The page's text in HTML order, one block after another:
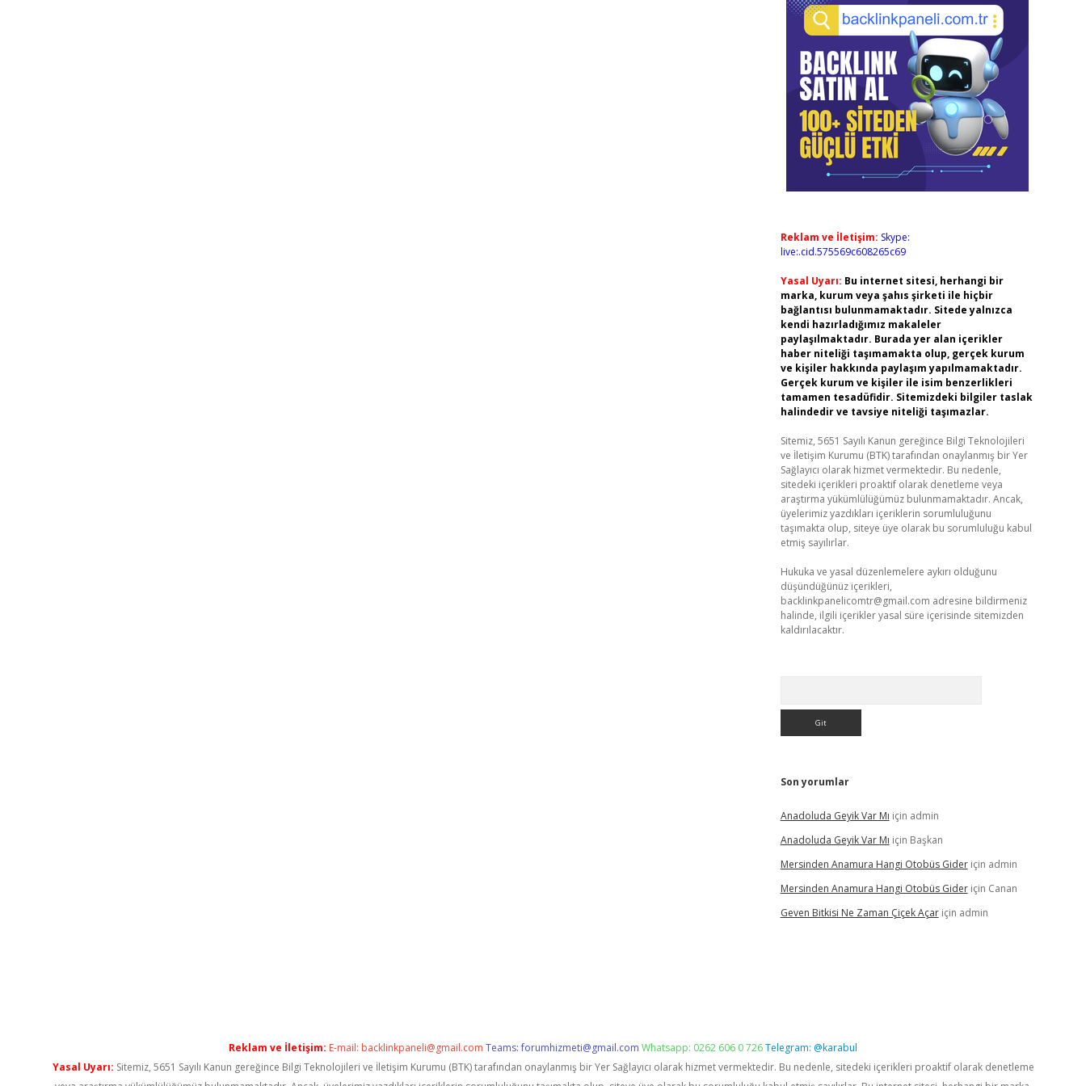
Reklam ve İletişim: Skype:
live:.cid.575569c608265c69
Yasal Uyarı: Bu internet sitesi, herhangi bir
marka, kurum veya şahıs şirketi ile hiçbir
bağlantısı bulunmamaktadır. Sitede yalnızca
kendi hazırladığımız makaleler
paylaşılmaktadır. Burada yer alan içerikler
haber niteliği taşımamakta olup, gerçek kurum
ve kişiler hakkında paylaşım yapılmamaktadır.
Gerçek kurum ve kişiler ile isim benzerlikleri
tamamen tesadüfidir. Sitemizdeki bilgiler taslak
halindedir ve tavsiye niteliği taşımazlar.
Sitemiz, 5651 Sayılı Kanun gereğince Bilgi Teknolojileri
ve İletişim Kurumu (BTK) tarafından onaylanmış bir Yer
Sağlayıcı olarak hizmet vermektedir. Bu nedenle,
sitedeki içerikleri proaktif olarak denetleme veya
araştırma yükümlülüğümüz bulunmamaktadır. Ancak,
üyelerimiz yazdıkları içeriklerin sorumluluğunu
taşımakta olup, siteye üye olarak bu sorumluluğu kabul
etmiş sayılırlar.
Hukuka ve yasal düzenlemelere aykırı olduğunu
düşündüğünüz içerikleri,
backlinkpanelicomtr@gmail.com adresine bildirmeniz
halinde, ilgili içerikler yasal süre içerisinde sitemizden
kaldırılacaktır.
Son yorumlar
Anadoluda Geyik Var Mı için admin
Anadoluda Geyik Var Mı için Başkan
Mersinden Anamura Hangi Otobüs Gideriçin admin
Mersinden Anamura Hangi Otobüs Gideriçin Canan
Geven Bitkisi Ne Zaman Çiçek Açariçin admin
Reklam ve İletişim: E-mail: backlinkpaneli@gmail.com Teams:forumhizmeti@gmail.com Whatsapp: 0262 606 0 726Telegram: @karabul
Yasal Uyarı: Sitemiz, 5651 Sayılı Kanun gereğince Bilgi Teknolojileri ve İletişim Kurumu (BTK) tarafından onaylanmış bir Yer Sağlayıcı olarak hizmet vermektedir. Bu nedenle, sitedeki içerikleri proaktif olarak denetleme